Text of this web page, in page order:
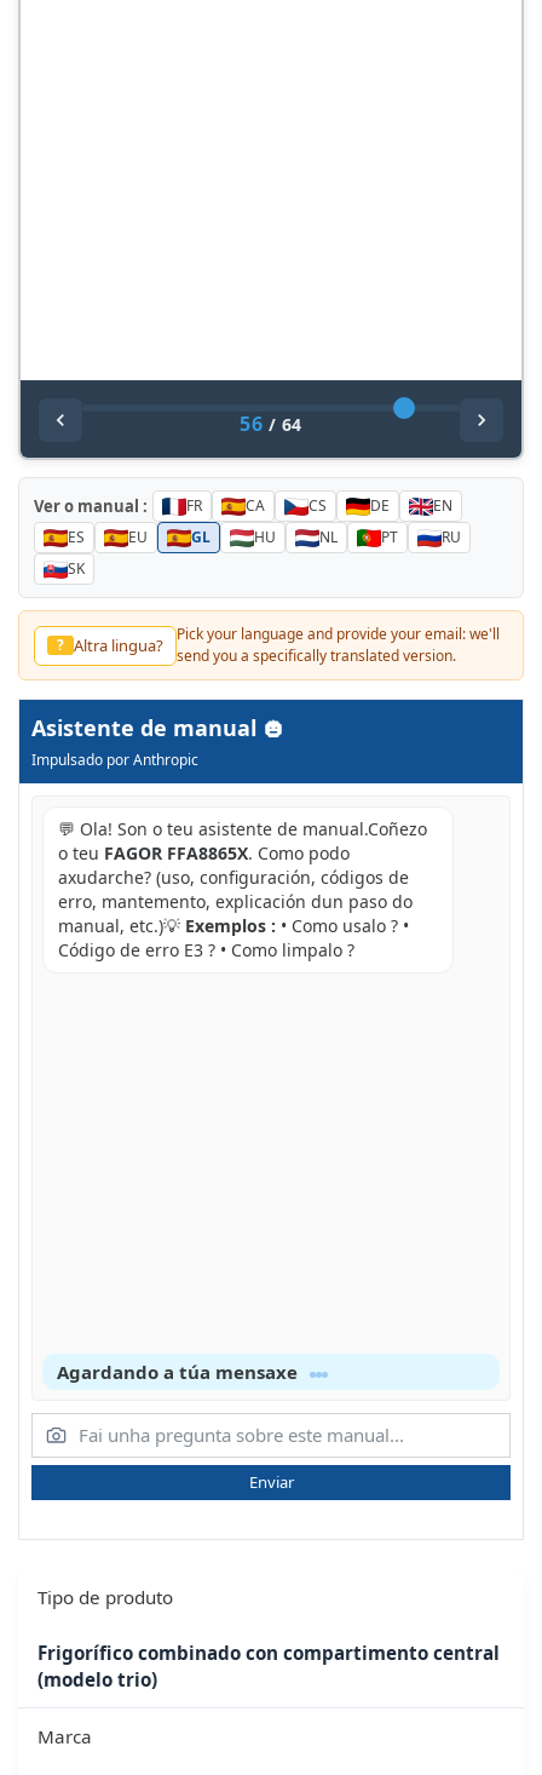
56 / 64
Ver o manual : FR CA CS DE
EN
ES
EU GL HU NL PT
RU
SK
? Altra lingua?
Pick your language and provide your email: we'll
send you a specifically translated version.
Asistente de manual
Impulsado por Anthropic
💬 Ola! Son o teu asistente de manual.Coñezo
o teu FAGOR FFA8865X. Como podo
axudarche? (uso, configuración, códigos de
erro, mantemento, explicación dun paso do
manual, etc.)💡 Exemplos : • Como usalo ? •
Código de erro E3 ? • Como limpalo ?
Agardando a túa mensaxe
Enviar
Tipo de produto
Frigorífico combinado con compartimento central
(modelo trio)
Marca